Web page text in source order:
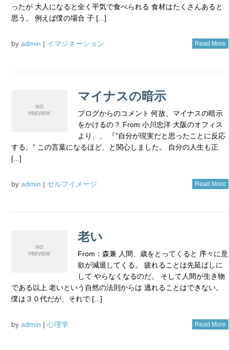
ったが 大人になると全く平気で食べられる 食材はたくさんあると
思う。 例えば僕の場合 子 [...]
by admin | イマジネーション Read More
マイナスの暗示
ブログからのコメント 何故、マイナスの暗示
をかけるの？ From:小川忠洋 大阪のオフィス
より、、 『”自分が現実だと思ったことに反応
する。” この言葉になるほど、と関心しました。 自分の人生も正
[...]
by admin | セルフイメージ Read More
老い
From：森兼 人間、歳をとってくると 序々に意
欲が減退してくる。 疲れることは先延ばしに
して やらなくなるのだ。 そして人間が生き物
である以上 老いという自然の法則からは 逃れることはできない。
僕は３０代だが、それで [...]
by admin | 心理学 Read More